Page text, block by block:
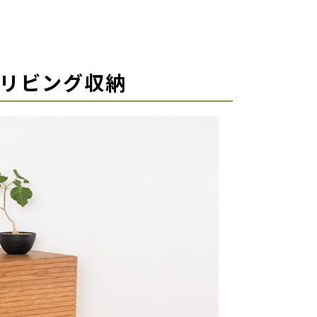
ビング収納